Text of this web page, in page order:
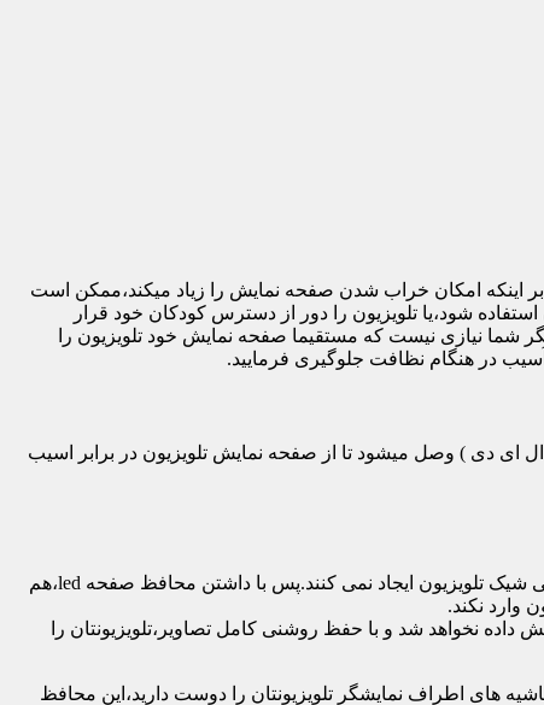
اینکه امکان خراب شدن صفحه نمایش را زیاد میکند،ممکن است
شود،یا تلویزیون را دور از دسترس کودکان خود قرار
شما نیازی نیست که مستقیما صفحه نمایش خود تلویزیون را
در هنگام نظافت جلوگیری فرمایید.
سی دی – ال ای دی – ۳ بعدی – کرو – تلویزیون منحنی – کیو ال ای دی ) وصل میشود تا از صفحه نمایش تلویزیون در برابر اسیب
محافظ ها با شفافیت بالایی که دارند،علاوه بر افزایش امنیت تلویزیون،کیفیت تصویر را نیز به نحو چشمگیری حفظ می کنند و خللی در طراحی شیک تلویزیون ایجاد نمی کنند.پس با داشتن محافظ صفحه led،هم
وارد نکند.
نخواهد شد و با حفظ روشنی کامل تصاویر،تلویزیونتان را
های اطراف نمایشگر تلویزیونتان را دوست دارید،این محافظ